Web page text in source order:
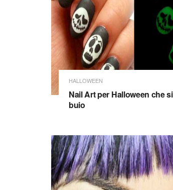
HALLOWEEN
Nail Art per Halloween che
buio